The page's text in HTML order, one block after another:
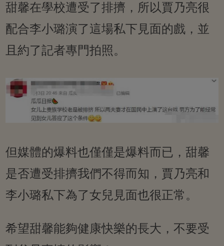
甜馨在學校遭受了排擠，所以賈乃亮很
配合李小璐演了這場私下見面的戲，並
且約了記者專門拍照。
但媒體的爆料也僅僅是爆料而已，甜馨
是否遭受排擠我們不得而知，賈乃亮和
李小璐私下為了女兒見面也很正常。
希望甜馨能夠健康快樂的長大，不要受